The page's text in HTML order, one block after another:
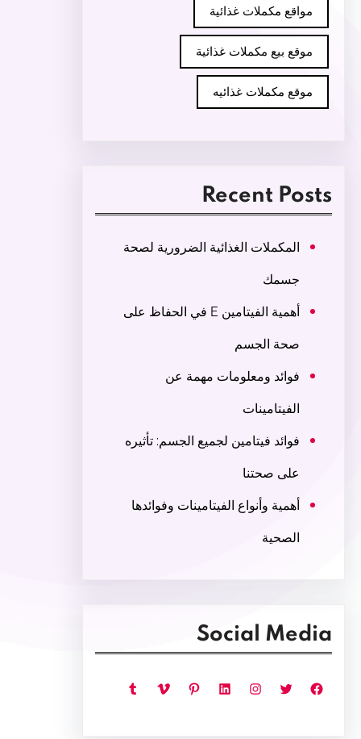
مواقع مكملات غذائية
موقع بيع مكملات غذائية
موقع مكملات غذائيه
Recent Posts
المكملات الغذائية الضرورية لصحة
جسمك
أهمية الفيتامين E في الحفاظ على
صحة الجسم
فوائد ومعلومات مهمة عن
الفيتامينات
فوائد فيتامين لجميع الجسم: تأثيره
على صحتنا
أهمية وأنواع الفيتامينات وفوائدها
الصحية
Social Media
فيسبوك تويتر إنستجرام لينكد إن بينتريست فيميو تمبلر